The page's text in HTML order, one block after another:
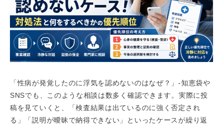
「性病が発覚したのに浮気を認めないのはなぜ？」-知恵袋や
SNSでも、このような相談は数多く確認できます。実際に投
稿を見ていくと、「検査結果は出ているのに強く否定され
る」「説明が曖昧で納得できない」といったケースが繰り返